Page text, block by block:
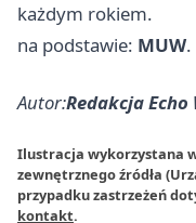
każdym rokiem.
na podstawie: MUW.
Autor:Redakcja Echo
Ilustracja wykorzystana
zewnętrznego źródła
przypadku zastrzeżeń
kontakt.